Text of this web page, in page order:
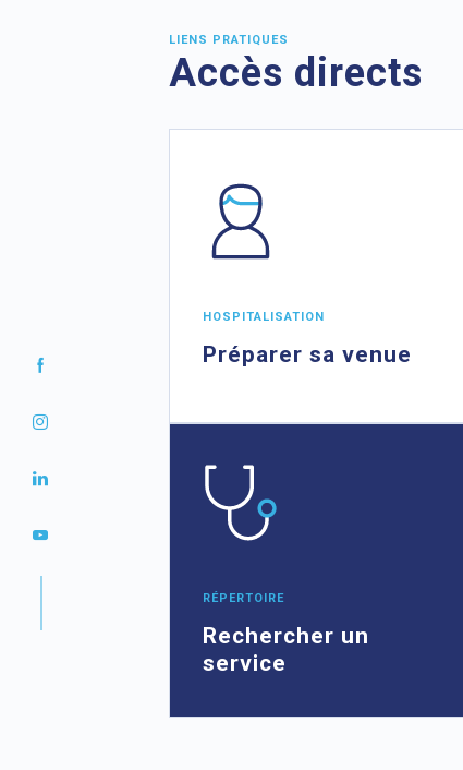
LIENS PRATIQUES
Accès directs
HOSPITALISATION
Préparer sa venue
RÉPERTOIRE
Rechercher un
service